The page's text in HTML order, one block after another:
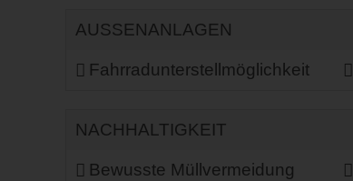
AUSSENANLAGEN
Fahrradunterstellmöglichkeit
NACHHALTIGKEIT
Bewusste Müllvermeidung